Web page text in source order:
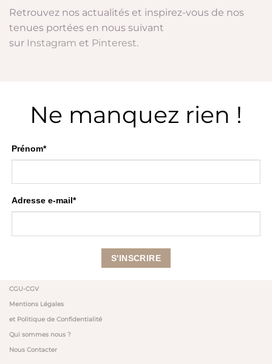
Retrouvez nos actualités et inspirez-vous de nos
tenues portées en nous suivant
sur Instagram et Pinterest.
Ne manquez rien !
Prénom*
Adresse e-mail*
CGU-CGV
Mentions Légales
et Politique de Confidentialité
Qui sommes nous ?
Nous Contacter